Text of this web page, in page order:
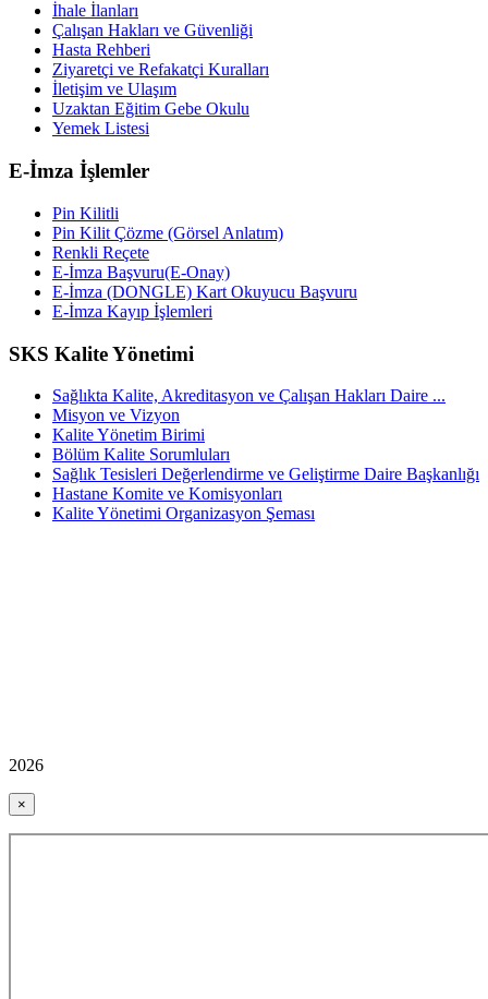
İhale İlanları
Çalışan Hakları ve Güvenliği
Hasta Rehberi
Ziyaretçi ve Refakatçi Kuralları
İletişim ve Ulaşım
Uzaktan Eğitim Gebe Okulu
Yemek Listesi
E-İmza İşlemler
Pin Kilitli
Pin Kilit Çözme (Görsel Anlatım)
Renkli Reçete
E-İmza Başvuru(E-Onay)
E-İmza (DONGLE) Kart Okuyucu Başvuru
E-İmza Kayıp İşlemleri
SKS Kalite Yönetimi
Sağlıkta Kalite, Akreditasyon ve Çalışan Hakları Daire ...
Misyon ve Vizyon
Kalite Yönetim Birimi
Bölüm Kalite Sorumluları
Sağlık Tesisleri Değerlendirme ve Geliştirme Daire Başkanlığı
Hastane Komite ve Komisyonları
Kalite Yönetimi Organizasyon Şeması
2026
×